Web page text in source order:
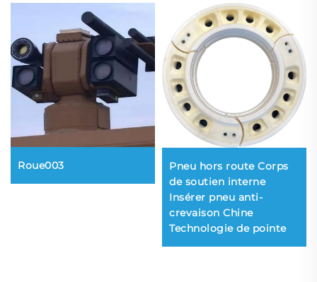
Roue003
Pneu hors route Corps
de soutien interne
Insérer pneu anti-
crevaison Chine
Technologie de pointe